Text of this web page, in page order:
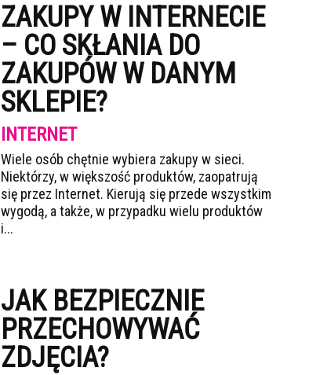
ZAKUPY W INTERNECIE
– CO SKŁANIA DO
ZAKUPÓW W DANYM
SKLEPIE?
INTERNET
Wiele osób chętnie wybiera zakupy w sieci.
Niektórzy, w większość produktów, zaopatrują
się przez Internet. Kierują się przede wszystkim
wygodą, a także, w przypadku wielu produktów
i...
JAK BEZPIECZNIE
PRZECHOWYWAĆ
ZDJĘCIA?